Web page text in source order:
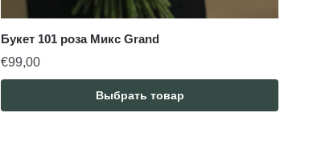
Букет 101 роза Микс Grand
€99,00
Выбрать товар